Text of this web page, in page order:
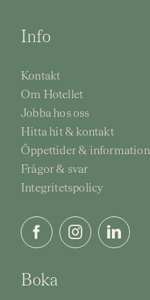
Info
Kontakt
Om Hotellet
Jobba hos oss
Hitta hit & kontakt
Öppettider & information
Frågor & svar
Integritetspolicy
Boka